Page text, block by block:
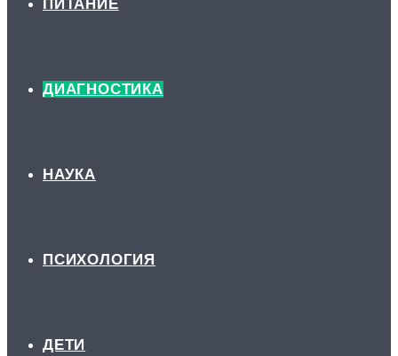
ПИТАНИЕ
ДИАГНОСТИКА
НАУКА
ПСИХОЛОГИЯ
ДЕТИ